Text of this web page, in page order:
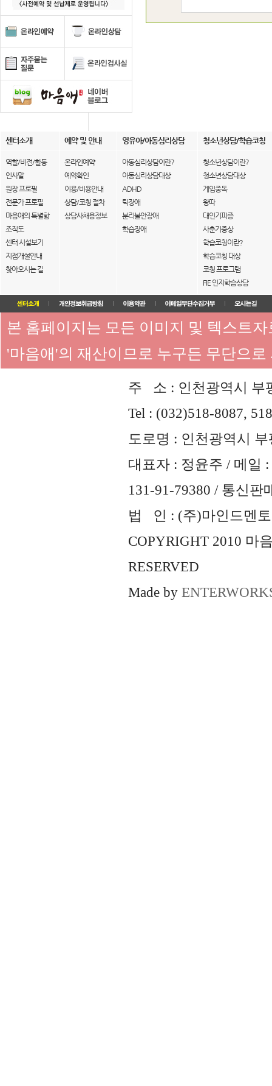
센터소개 예약 및 안내 영유아/아동심리상담 청소년상담/학습코칭
역할/비전/활동
인사말
원장 프로필
전문가 프로필
마음애의 특별함
조직도
센터 시설보기
지점개설안내
찾아오시는 길
온라인예약
예약확인
이용/비용안내
상담/코칭 절차
상담사채용정보
아동심리상담이란?
아동심리상담대상
ADHD
틱장애
분리불안장애
학습장애
청소년상담이란?
청소년상담대상
게임중독
왕따
대인기피증
사춘기증상
학습코칭이란?
학습코칭 대상
코칭 프로그램
FIE 인지학습상담
본 홈페이지는 모든 이미지 및 텍스트
'마음애'의 재산이므로 누구든 무단으
주 소 : 인천광역시 부
Tel : (032)518-8087,
도로명 : 인천광역시
대표자 : 정윤주 / 메일 :
131-91-79380 / 통신판
법 인 : (주)마인드멘토
COPYRIGHT 2010 마
RESERVED
Made by